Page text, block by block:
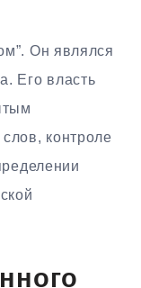
Он являлся
Его власть
контроле